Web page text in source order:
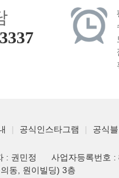
| 공식인스타그램 | 공식
: 권민정 사업자등록번호
동, 원이빌딩) 3층